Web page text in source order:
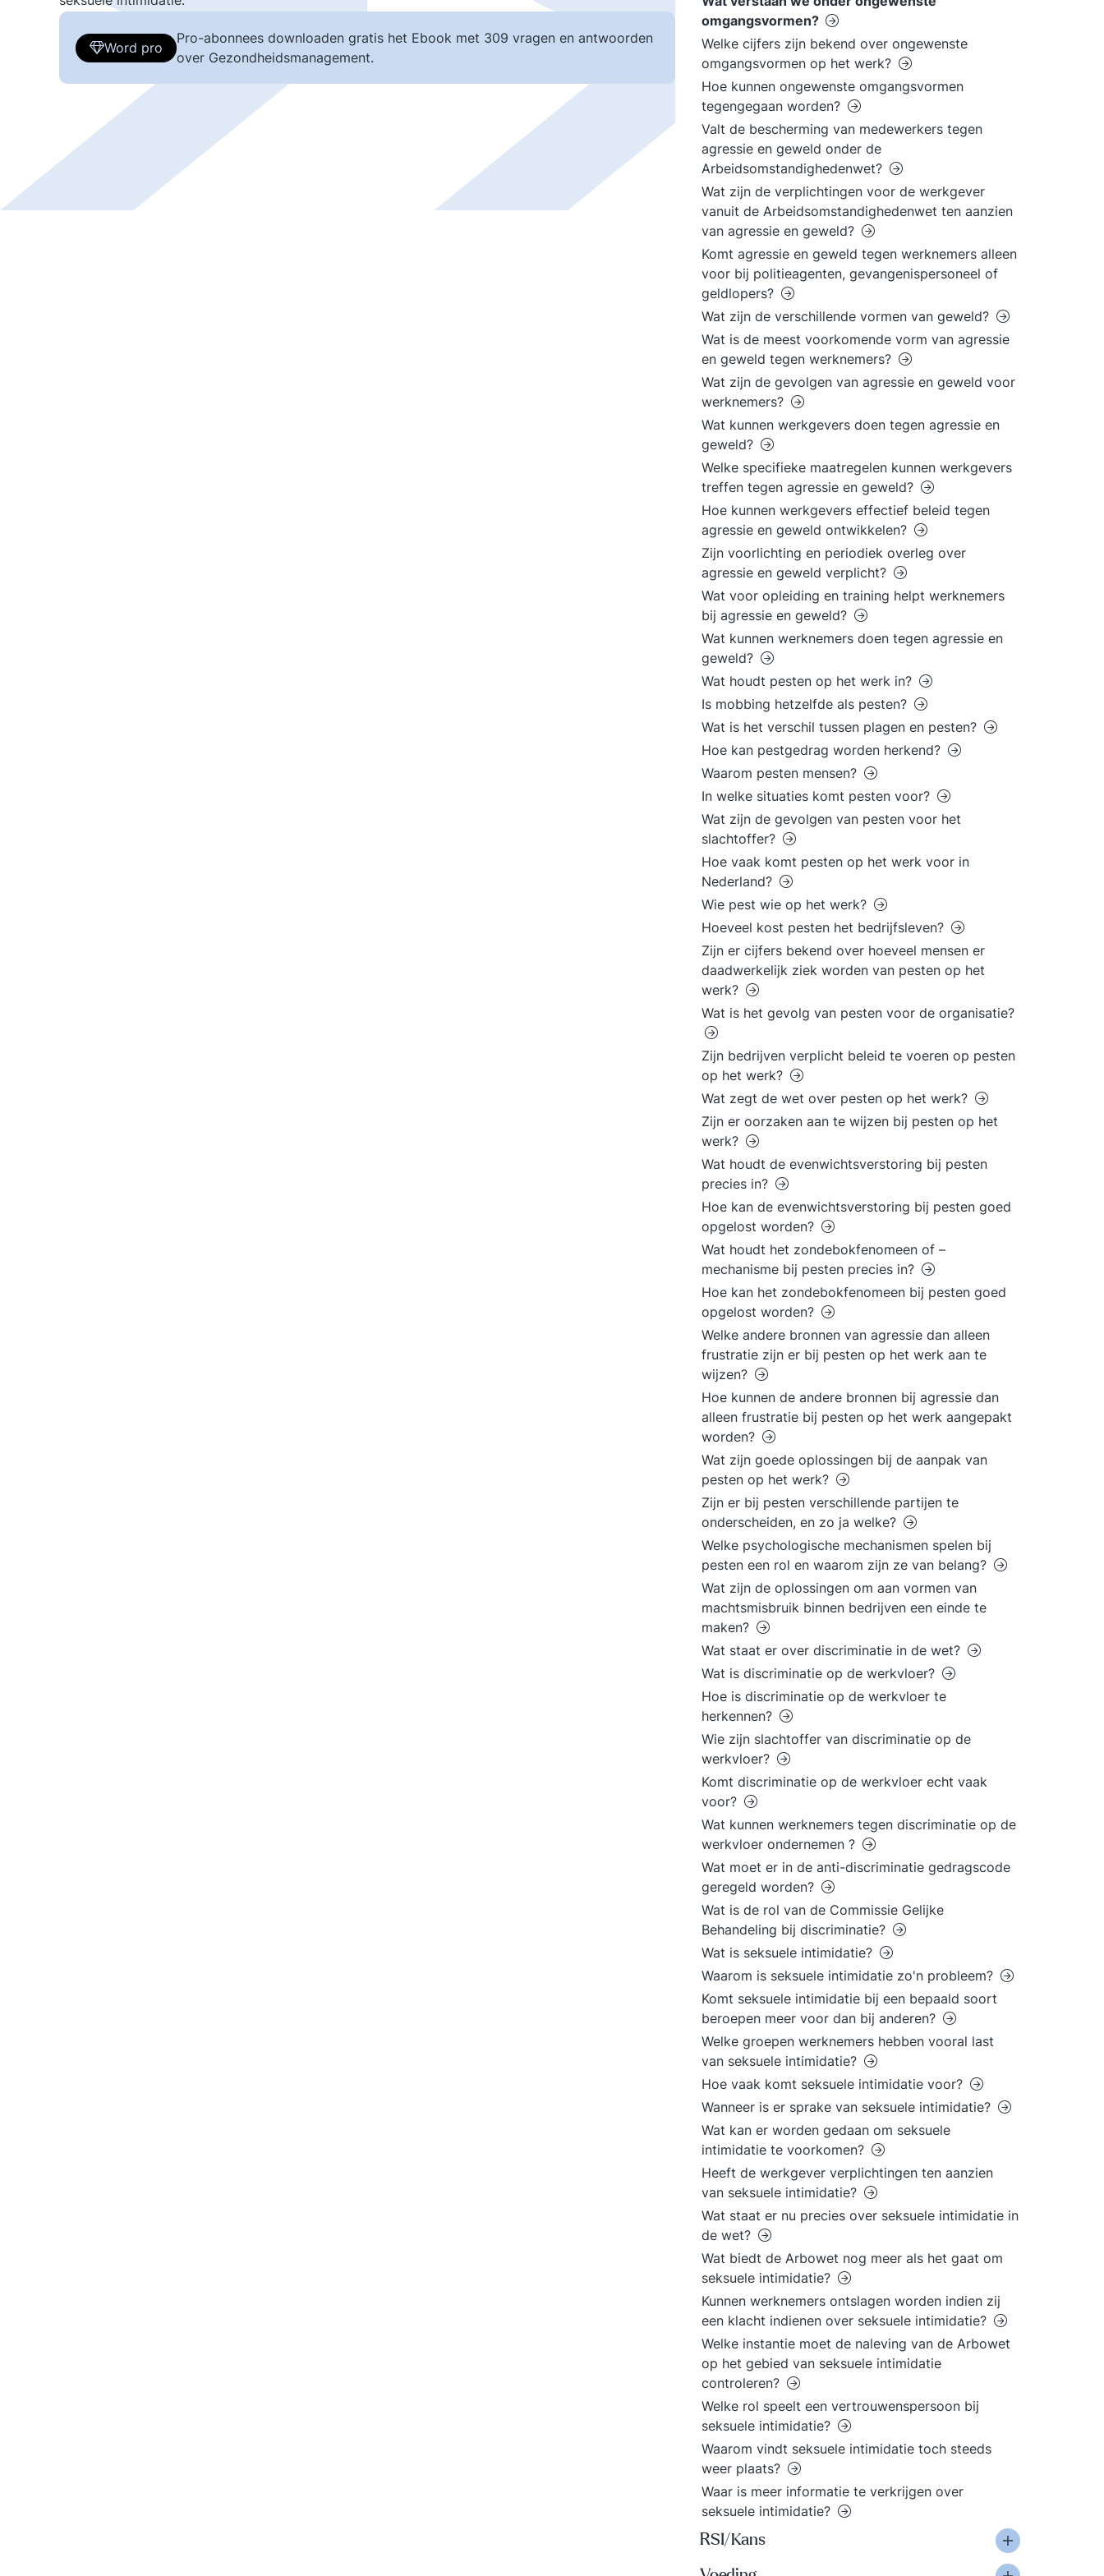
Word pro
Pro-abonnees downloaden gratis het Ebook met 309 vragen en antwoorden
over Gezondheidsmanagement.
omgangsvormen?
Welke cijfers zijn bekend over ongewenste
omgangsvormen op het werk?
Hoe kunnen ongewenste omgangsvormen
tegengegaan worden?
Valt de bescherming van medewerkers tegen
agressie en geweld onder de
Arbeidsomstandighedenwet?
Wat zijn de verplichtingen voor de werkgever
vanuit de Arbeidsomstandighedenwet ten aanzien
van agressie en geweld?
Komt agressie en geweld tegen werknemers alleen
voor bij politieagenten, gevangenispersoneel of
geldlopers?
Wat zijn de verschillende vormen van geweld?
Wat is de meest voorkomende vorm van agressie
en geweld tegen werknemers?
Wat zijn de gevolgen van agressie en geweld voor
werknemers?
Wat kunnen werkgevers doen tegen agressie en
geweld?
Welke specifieke maatregelen kunnen werkgevers
treffen tegen agressie en geweld?
Hoe kunnen werkgevers effectief beleid tegen
agressie en geweld ontwikkelen?
Zijn voorlichting en periodiek overleg over
agressie en geweld verplicht?
Wat voor opleiding en training helpt werknemers
bij agressie en geweld?
Wat kunnen werknemers doen tegen agressie en
geweld?
Wat houdt pesten op het werk in?
Is mobbing hetzelfde als pesten?
Wat is het verschil tussen plagen en pesten?
Hoe kan pestgedrag worden herkend?
Waarom pesten mensen?
In welke situaties komt pesten voor?
Wat zijn de gevolgen van pesten voor het
slachtoffer?
Hoe vaak komt pesten op het werk voor in
Nederland?
Wie pest wie op het werk?
Hoeveel kost pesten het bedrijfsleven?
Zijn er cijfers bekend over hoeveel mensen er
daadwerkelijk ziek worden van pesten op het
werk?
Wat is het gevolg van pesten voor de organisatie?
Zijn bedrijven verplicht beleid te voeren op pesten
op het werk?
Wat zegt de wet over pesten op het werk?
Zijn er oorzaken aan te wijzen bij pesten op het
werk?
Wat houdt de evenwichtsverstoring bij pesten
precies in?
Hoe kan de evenwichtsverstoring bij pesten goed
opgelost worden?
Wat houdt het zondebokfenomeen of –
mechanisme bij pesten precies in?
Hoe kan het zondebokfenomeen bij pesten goed
opgelost worden?
Welke andere bronnen van agressie dan alleen
frustratie zijn er bij pesten op het werk aan te
wijzen?
Hoe kunnen de andere bronnen bij agressie dan
alleen frustratie bij pesten op het werk aangepakt
worden?
Wat zijn goede oplossingen bij de aanpak van
pesten op het werk?
Zijn er bij pesten verschillende partijen te
onderscheiden, en zo ja welke?
Welke psychologische mechanismen spelen bij
pesten een rol en waarom zijn ze van belang?
Wat zijn de oplossingen om aan vormen van
machtsmisbruik binnen bedrijven een einde te
maken?
Wat staat er over discriminatie in de wet?
Wat is discriminatie op de werkvloer?
Hoe is discriminatie op de werkvloer te
herkennen?
Wie zijn slachtoffer van discriminatie op de
werkvloer?
Komt discriminatie op de werkvloer echt vaak
voor?
Wat kunnen werknemers tegen discriminatie op de
werkvloer ondernemen ?
Wat moet er in de anti-discriminatie gedragscode
geregeld worden?
Wat is de rol van de Commissie Gelijke
Behandeling bij discriminatie?
Wat is seksuele intimidatie?
Waarom is seksuele intimidatie zo'n probleem?
Komt seksuele intimidatie bij een bepaald soort
beroepen meer voor dan bij anderen?
Welke groepen werknemers hebben vooral last
van seksuele intimidatie?
Hoe vaak komt seksuele intimidatie voor?
Wanneer is er sprake van seksuele intimidatie?
Wat kan er worden gedaan om seksuele
intimidatie te voorkomen?
Heeft de werkgever verplichtingen ten aanzien
van seksuele intimidatie?
Wat staat er nu precies over seksuele intimidatie in
de wet?
Wat biedt de Arbowet nog meer als het gaat om
seksuele intimidatie?
Kunnen werknemers ontslagen worden indien zij
een klacht indienen over seksuele intimidatie?
Welke instantie moet de naleving van de Arbowet
op het gebied van seksuele intimidatie
controleren?
Welke rol speelt een vertrouwenspersoon bij
seksuele intimidatie?
Waarom vindt seksuele intimidatie toch steeds
weer plaats?
Waar is meer informatie te verkrijgen over
seksuele intimidatie?
RSI/Kans